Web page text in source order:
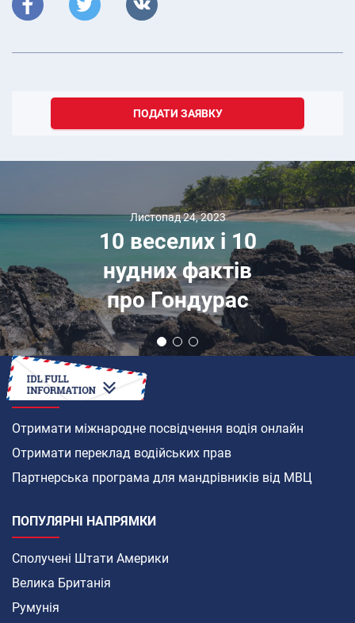
ПОДАТИ ЗАЯВКУ
Листопад 24, 2023
10 веселих і 10
нудних фактів
про Гондурас
ЯК
Отримати міжнародне посвідчення водія онлайн
Отримати переклад водійських прав
Партнерська програма для мандрівників від МВЦ
ПОПУЛЯРНІ НАПРЯМКИ
Сполучені Штати Америки
Велика Британія
Румунія